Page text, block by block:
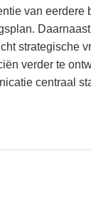
van eerdere
strategische
verder te
centraal